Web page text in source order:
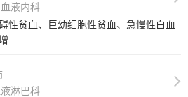
液内科
性贫血、巨幼细胞性贫血、急慢性白血
...
淋巴科